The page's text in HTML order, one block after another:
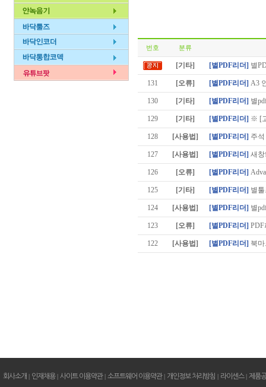
번호 분류
[기타] [별PDF리더] 별
131 [오류] [별PDF리더] A3
130 [기타] [별PDF리더] 별
129 [기타] [별PDF리더] ※ [
128 [사용법] [별PDF리더] 주
127 [사용법] [별PDF리더] 새
126 [오류] [별PDF리더]
125 [기타] [별PDF리더] 별
124 [사용법] [별PDF리더] 별
123 [오류] [별PDF리더]
122 [사용법] [별PDF리더] 북
회사소개 | 인재채용| 사이트 이용약관| 소프트웨어 이용약관| 개인정보 처리방침 | 라이센스| 제품